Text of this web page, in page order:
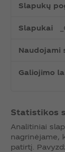
Statistikos
Analitiniai
nagrinėjame,
patirtį.